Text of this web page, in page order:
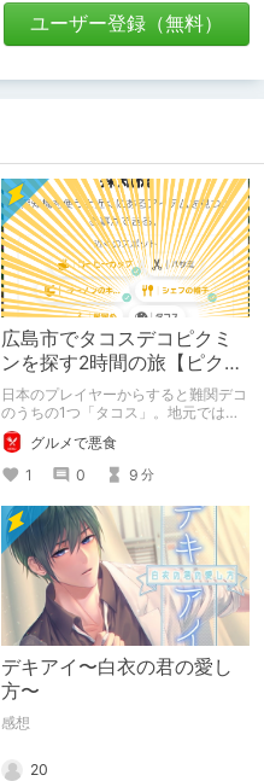
ユーザー登録（無料）
広島市でタコスデコピクミ
ンを探す2時間の旅【ピクミ
ンブルーム / Pikmin
Bloom】
日本のプレイヤーからすると難関デコ
のうちの1つ「タコス」。地元では見
つけられなかった男が広島で探す旅を
お送りします。ねくすと5月のテーマ
「お出かけの記録」。
グルメで悪食
1
0 9 分
デキアイ〜白衣の君の愛し
方〜
感想
20